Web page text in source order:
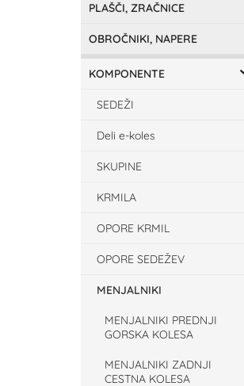
PLAŠČI, ZRAČNICE
OBROČNIKI, NAPERE
KOMPONENTE
SEDEŽI
Deli e-koles
SKUPINE
KRMILA
OPORE KRMIL
OPORE SEDEŽEV
MENJALNIKI
MENJALNIKI PREDNJI
GORSKA KOLESA
MENJALNIKI ZADNJI
CESTNA KOLESA